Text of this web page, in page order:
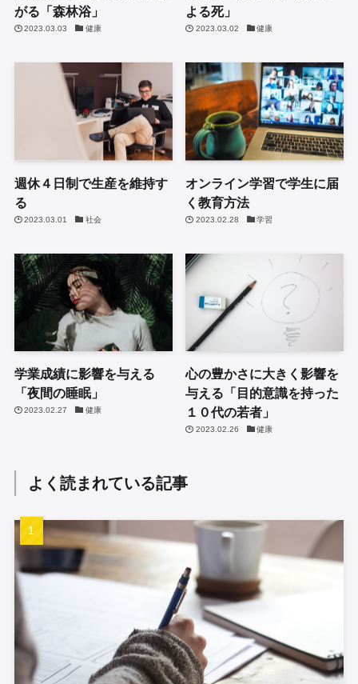
がる「森林浴」
2023.03.03 健康
よる死」
2023.03.02 健康
週休４日制で生産を維持す
る
2023.03.01 社会
オンライン学習で学生に届
く教育方法
2023.02.28 学習
学業成績に影響を与える
「夜間の睡眠」
2023.02.27 健康
心の豊かさに大きく影響を
与える「目的意識を持った
１０代の若者」
2023.02.26 健康
よく読まれている記事